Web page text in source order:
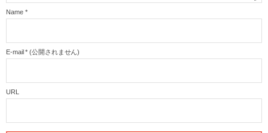
Name *
E-mail * (公開されません)
URL